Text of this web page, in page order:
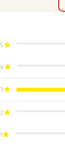
5
4
3
2
1